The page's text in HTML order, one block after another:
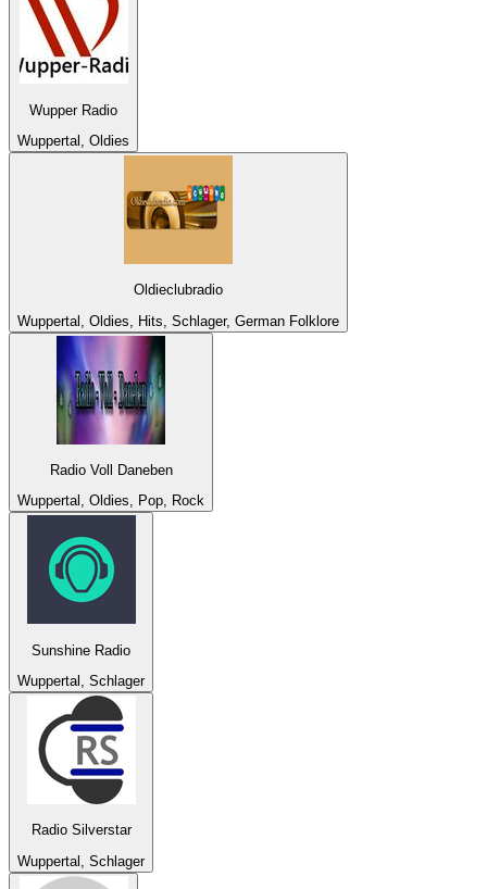
Wupper Radio
Wuppertal, Oldies
Oldieclubradio
Wuppertal, Oldies, Hits, Schlager, German Folklore
Radio Voll Daneben
Wuppertal, Oldies, Pop, Rock
Sunshine Radio
Wuppertal, Schlager
Radio Silverstar
Wuppertal, Schlager